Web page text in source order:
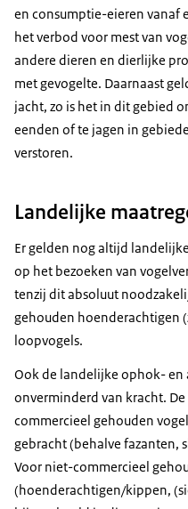
en consumptie-eieren vanaf
het verbod voor mest van
andere dieren en dierlijke
met gevogelte. Daarnaast
jacht, zo is het in dit gebied
eenden of te jagen in
verstoren.
Landelijke
Er gelden nog altijd
op het bezoeken van
tenzij dit absoluut
gehouden hoenderachtigen
loopvogels.
Ook de landelijke ophok- en
onverminderd van kracht.
commercieel gehouden
gebracht (behalve fazanten,
Voor niet-commercieel
(hoenderachtigen/kippen,